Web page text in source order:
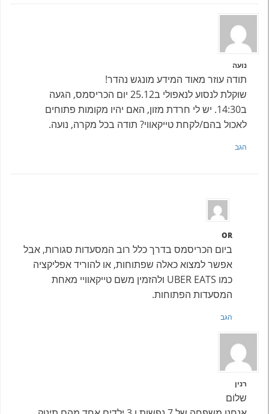
נועה
תודה עוזר מאוד המידע מונגש נהדר!
שוקלת לנסוע לנאפולי ב25.12 יום הכריסמס, הגעה
ב14:30. יש לי חרדת מזון, האם יהיו מקומות פתוחים
לאכול בהם/לקחת טייקאווי? תודה בכל מקרה, נועה.
הגב
OR
ביום הכריסמס בדרך כלל רוב המסעדות סגורות, אבל
אפשר למצוא כאלה שפתוחות, או להוריד אפליקציה
כמו UBER EATS ולהזמין משם טייקאוויי מאחת
המסעדות הפתוחות.
הגב
רנין
שלום